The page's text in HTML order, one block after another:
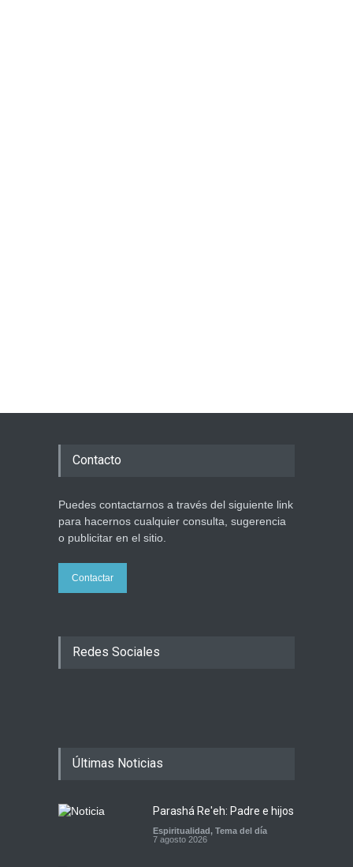
Contacto
Puedes contactarnos a través del siguiente link
para hacernos cualquier consulta, sugerencia
o publicitar en el sitio.
Contactar
Redes Sociales
Últimas Noticias
Parashá Re'eh: Padre e hijos
Espiritualidad, Tema del día
7 agosto 2026